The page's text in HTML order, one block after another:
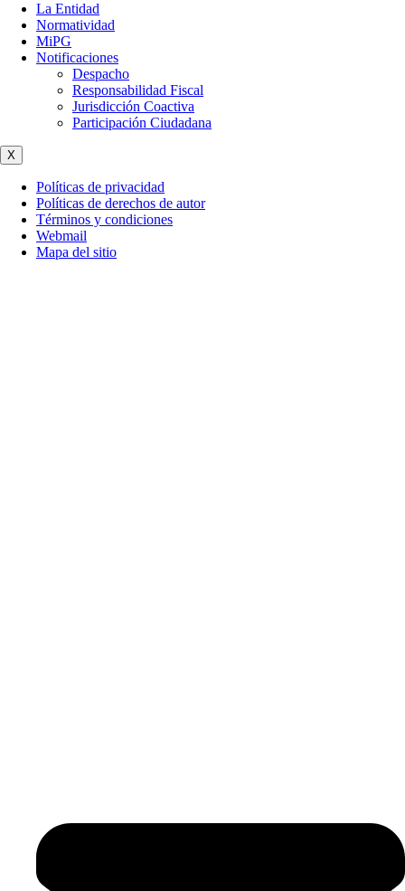
La Entidad
Normatividad
MiPG
Notificaciones
Despacho
Responsabilidad Fiscal
Jurisdicción Coactiva
Participación Ciudadana
X
Políticas de privacidad
Políticas de derechos de autor
Términos y condiciones
Webmail
Mapa del sitio